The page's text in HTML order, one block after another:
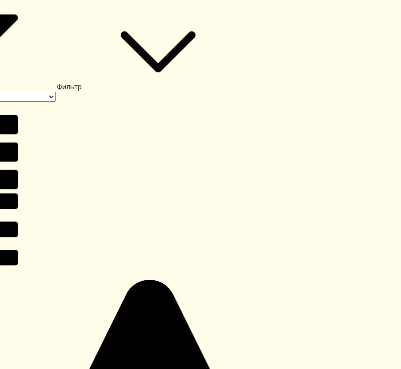
Фильтр